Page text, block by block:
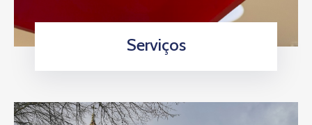
Serviços